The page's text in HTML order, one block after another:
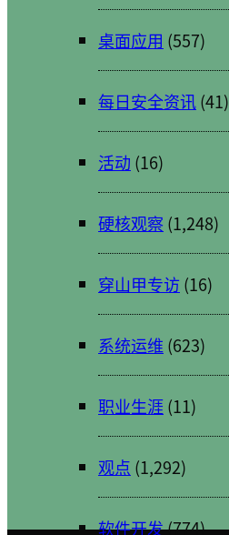
桌面应用 (557)
每日安全资讯(41)
活动 (16)
硬核观察 (1,248)
穿山甲专访(16)
系统运维 (623)
职业生涯(11)
观点 (1,292)
软件开发(774)